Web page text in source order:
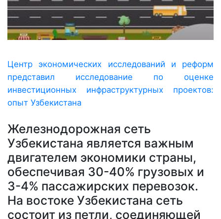
Центр экономических исследований и реформ
представил исследование по оценке
инвестиционных инфраструктурных проектов:
опыт Узбекистана
Железнодорожная сеть
Узбекистана является важным
двигателем экономики страны,
обеспечивая 30-40% грузовых и
3-4% пассажирских перевозок.
На востоке Узбекистана сеть
состоит из петли, соединяющей